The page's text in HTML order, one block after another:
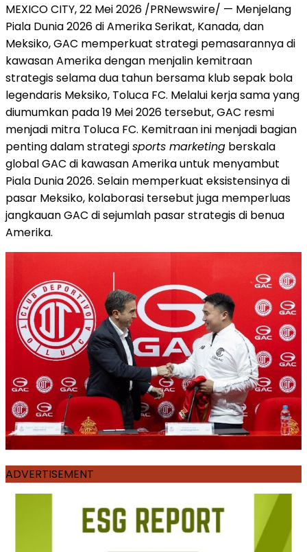
MEXICO CITY, 22 Mei 2026 /PRNewswire/ — Menjelang
Piala Dunia 2026 di Amerika Serikat, Kanada, dan
Meksiko, GAC memperkuat strategi pemasarannya di
kawasan Amerika dengan menjalin kemitraan
strategis selama dua tahun bersama klub sepak bola
legendaris Meksiko, Toluca FC. Melalui kerja sama yang
diumumkan pada 19 Mei 2026 tersebut, GAC resmi
menjadi mitra Toluca FC. Kemitraan ini menjadi bagian
penting dalam strategisports marketing berskala
global GAC di kawasan Amerika untuk menyambut
Piala Dunia 2026. Selain memperkuat eksistensinya di
pasar Meksiko, kolaborasi tersebut juga memperluas
jangkauan GAC di sejumlah pasar strategis di benua
Amerika.
ADVERTISEMENT